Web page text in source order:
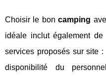
Choisir le boncamping
idéale inclut également
services proposés sur site
disponibilité du